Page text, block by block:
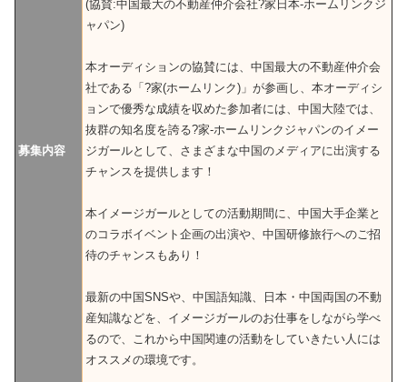
募集内容
(協賛:中国最大の不動産仲介会社?家日本-ホームリンクジ
ャパン)
本オーディションの協賛には、中国最大の不動産仲介会
社である「?家(ホームリンク)」が参画し、本オーディシ
ョンで優秀な成績を収めた参加者には、中国大陸では、
抜群の知名度を誇る?家-ホームリンクジャパンのイメー
ジガールとして、さまざまな中国のメディアに出演する
チャンスを提供します！
本イメージガールとしての活動期間に、中国大手企業と
のコラボイベント企画の出演や、中国研修旅行へのご招
待のチャンスもあり！
最新の中国SNSや、中国語知識、日本・中国両国の不動
産知識などを、イメージガールのお仕事をしながら学べ
るので、これから中国関連の活動をしていきたい人には
オススメの環境です。